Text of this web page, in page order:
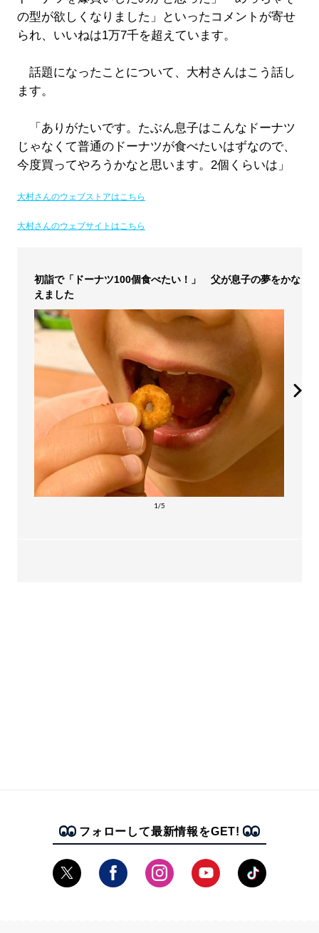
の型が欲しくなりました」といったコメントが寄せ
られ、いいねは1万7千を超えています。
話題になったことについて、大村さんはこう話し
ます。
「ありがたいです。たぶん息子はこんなドーナツ
じゃなくて普通のドーナツが食べたいはずなので、
今度買ってやろうかなと思います。2個くらいは」
大村さんのウェブストアはこちら
大村さんのウェブサイトはこちら
初詣で「ドーナツ100個食べたい！」 父が息子の夢をかな
えました
1/5
フォローして最新情報をGET!